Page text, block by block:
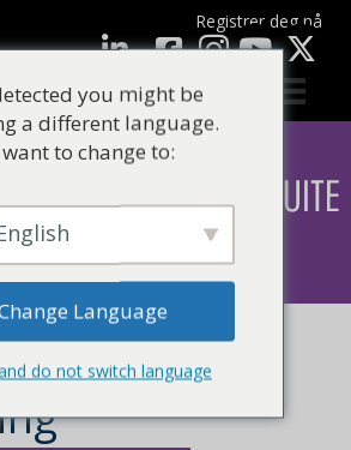
Registrer deg nå
LinkedInFacebook YouTube
Credit
you might be
a different language.
to change to:
Language
do not switch language